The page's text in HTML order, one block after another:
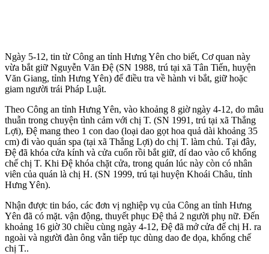
Ngày 5-12, tin từ Công an tỉnh Hưng Yên cho biết, Cơ quan này
vừa bắt giữ Nguyễn Văn Đệ (SN 1988, trú tại xã Tân Tiến, huyện
Văn Giang, tỉnh Hưng Yên) để điều tra về hành vi bắt, giữ hoặc
giam người trái Pháp Luật.
Theo Công an tỉnh Hưng Yên, vào khoảng 8 giờ ngày 4-12, do mâu
thuẫn trong chu‌yện tìn‌h cảm với chị T. (SN 1991, trú tại xã Thắng
Lợi), Đệ mang theo 1 con dao (loại dao gọt hoa quả dài khoảng 35
cm) đi vào quán spa (tại xã Thắng Lợi) do chị T. làm chủ. Tại đây,
Đệ đã khóa cửa kính và cửa cuốn rồi bắt giữ, dí dao vào cổ khống
chế chị T. Khi Đệ khóa chặt cửa, trong quán lúc này còn có nhân
viên của quán là chị H. (SN 1999, trú tại huyện Khoái Châu, tỉnh
Hưng Yên).
Nhận được tin báo, các đơn vị nghiệp vụ của Công an tỉnh Hưng
Yên đã có mặt. vận động, thuyết phục Đệ thả 2 người phụ nữ. Đến
khoảng 16 giờ 30 chiều cùng ngày 4-12, Đệ đã mở cửa để chị H. ra
ngoài và người đàn ông vẫn tiếp tục dùng dao đe dọa, khống chế
chị T..